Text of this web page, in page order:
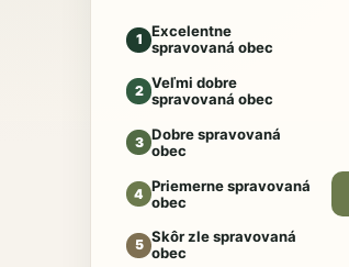
1
Excelentne
spravovaná obec
2 Veľmi dobre
spravovaná obec
3 Dobre spravovaná
obec
4 Priemerne spravovaná
obec
5 Skôr zle spravovaná
obec